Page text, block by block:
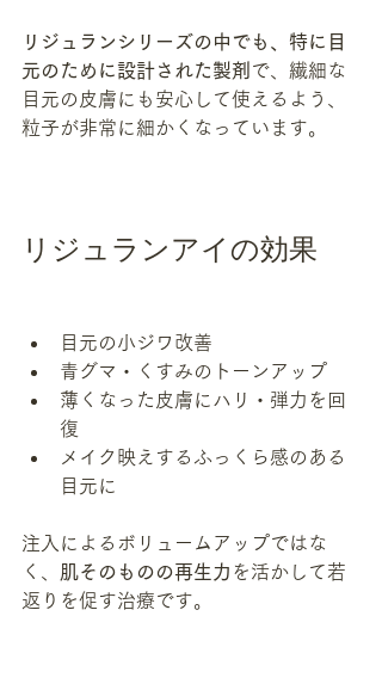
リジュランシリーズの中でも、特に目
元のために設計された製剤 で、繊細な
目元の皮膚にも安心して使えるよう、
粒子が非常に細かくなっています。
リジュランアイの効果
目元の小ジワ改善
青グマ・くすみのトーンアップ
薄くなった皮膚にハリ・弾力を回
復
メイク映えするふっくら感のある
目元に
注入によるボリュームアップではな
く、 肌そのものの再生力 を活かして若
返りを促す治療です。